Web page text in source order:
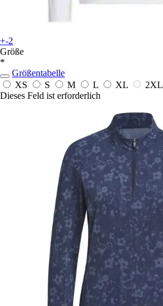
+-2
Größe
*
Größentabelle
XS
S M L XL
2XL
Dieses Feld ist erforderlich